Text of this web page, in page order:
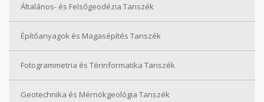
Általános- és Felsőgeodézia Tanszék
Építőanyagok és Magasépítés Tanszék
Fotogrammetria és Térinformatika Tanszék
Geotechnika és Mérnökgeológia Tanszék